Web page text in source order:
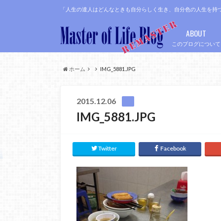
「人生の達人はどんなときも自分らしく生き、自分色の人生を持
このブログについて
ABOUT
ホーム IMG_5881.JPG
2015.12.06
IMG_5881.JPG
Twitter Facebook